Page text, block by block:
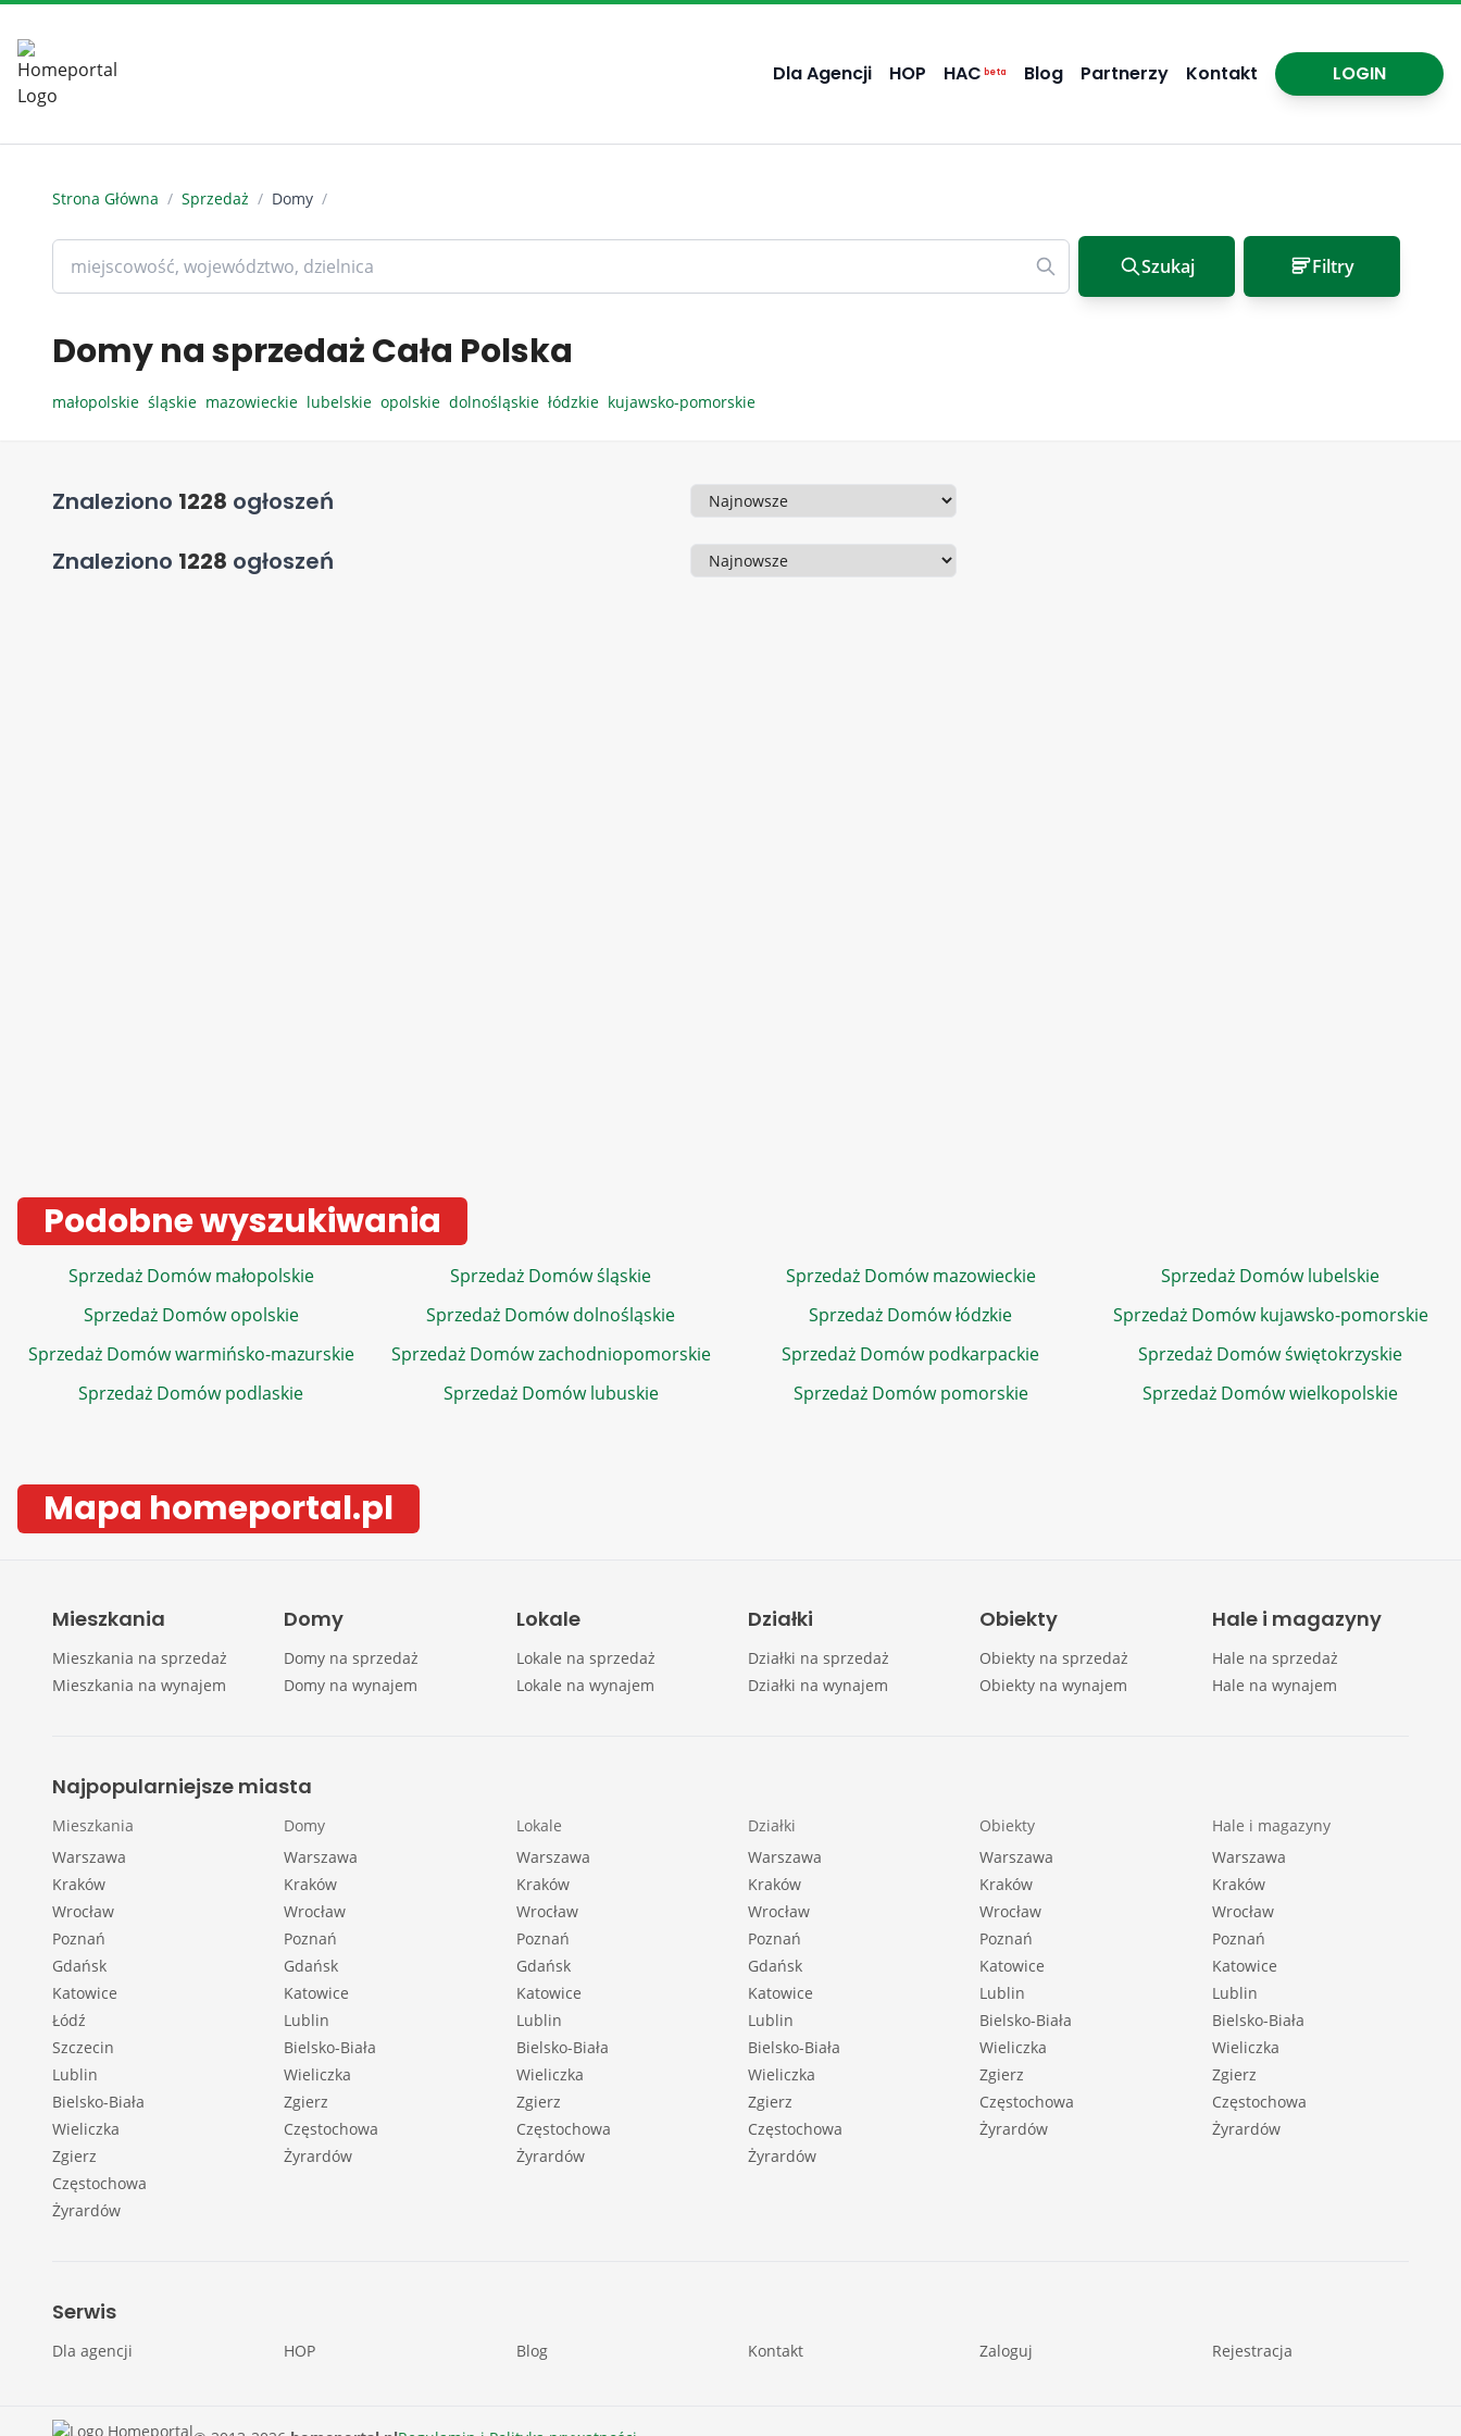
Dla Agencji HOP HAC beta Blog Partnerzy Kontakt LOGIN
Strona Główna / Sprzedaż / Domy /
Szukaj Filtry
Domy na sprzedaż Cała Polska
małopolskie śląskie mazowieckie lubelskie opolskie dolnośląskie łódzkie kujawsko-pomorskie
Znaleziono 1228 ogłoszeń Sortowanie
Znaleziono 1228 ogłoszeń Sortowanie
Podobne wyszukiwania
Sprzedaż Domów małopolskie Sprzedaż Domów śląskie Sprzedaż Domów mazowieckie
Sprzedaż Domów lubelskie
Sprzedaż Domów opolskie
Sprzedaż Domów dolnośląskie Sprzedaż Domów łódzkie
Sprzedaż Domów kujawsko-pomorskie
Sprzedaż Domów warmińsko-mazurskie
Sprzedaż Domów zachodniopomorskie Sprzedaż Domów podkarpackie
Sprzedaż Domów świętokrzyskie
Sprzedaż Domów podlaskie
Sprzedaż Domów lubuskie Sprzedaż Domów pomorskie Sprzedaż Domów wielkopolskie
Mapa homeportal.pl
Mieszkania
Mieszkania na sprzedaż
Mieszkania na wynajem
Domy
Domy na sprzedaż
Domy na wynajem
Lokale
Lokale na sprzedaż
Lokale na wynajem
Działki
Działki na sprzedaż
Działki na wynajem
Obiekty
Obiekty na sprzedaż
Obiekty na wynajem
Hale i magazyny
Hale na sprzedaż
Hale na wynajem
Najpopularniejsze miasta
Mieszkania
Warszawa
Kraków
Wrocław
Poznań
Gdańsk
Katowice
Łódź
Szczecin
Lublin
Bielsko-Biała
Wieliczka
Zgierz
Częstochowa
Żyrardów
Domy
Warszawa
Kraków
Wrocław
Poznań
Gdańsk
Katowice
Lublin
Bielsko-Biała
Wieliczka
Zgierz
Częstochowa
Żyrardów
Lokale
Warszawa
Kraków
Wrocław
Poznań
Gdańsk
Katowice
Lublin
Bielsko-Biała
Wieliczka
Zgierz
Częstochowa
Żyrardów
Działki
Warszawa
Kraków
Wrocław
Poznań
Gdańsk
Katowice
Lublin
Bielsko-Biała
Wieliczka
Zgierz
Częstochowa
Żyrardów
Obiekty
Warszawa
Kraków
Wrocław
Poznań
Katowice
Lublin
Bielsko-Biała
Wieliczka
Zgierz
Częstochowa
Żyrardów
Hale i magazyny
Warszawa
Kraków
Wrocław
Poznań
Katowice
Lublin
Bielsko-Biała
Wieliczka
Zgierz
Częstochowa
Żyrardów
Serwis
Dla agencji HOP Blog Kontakt Zaloguj Rejestracja